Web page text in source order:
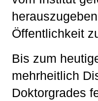
Öffentlichkeit
Bis zum
mehrheitlich
Doktorgrades